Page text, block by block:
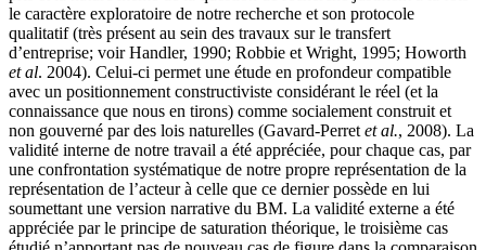
le caractère exploratoire de notre recherche et son protocole
qualitatif (très présent au sein des travaux sur le transfert
d’entreprise; voir Handler, 1990; Robbie et Wright, 1995; Howorth
et al. 2004). Celui-ci permet une étude en profondeur compatible
avec un positionnement constructiviste considérant le réel (et la
connaissance que nous en tirons) comme socialement construit et
non gouverné par des lois naturelles (Gavard-Perret et al., 2008). La
validité interne de notre travail a été appréciée, pour chaque cas, par
une confrontation systématique de notre propre représentation de la
représentation de l’acteur à celle que ce dernier possède en lui
soumettant une version narrative du BM. La validité externe a été
appréciée par le principe de saturation théorique, le troisième cas